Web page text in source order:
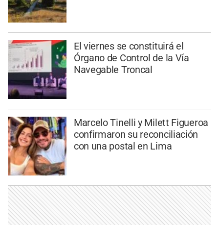
El viernes se constituirá el
Órgano de Control de la Vía
Navegable Troncal
Marcelo Tinelli y Milett Figueroa
confirmaron su reconciliación
con una postal en Lima